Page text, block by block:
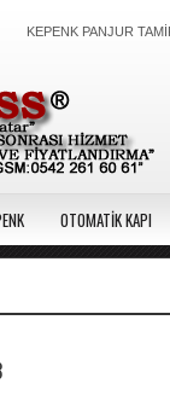
KEPENK PANJUR
OTOMATİK KAPI